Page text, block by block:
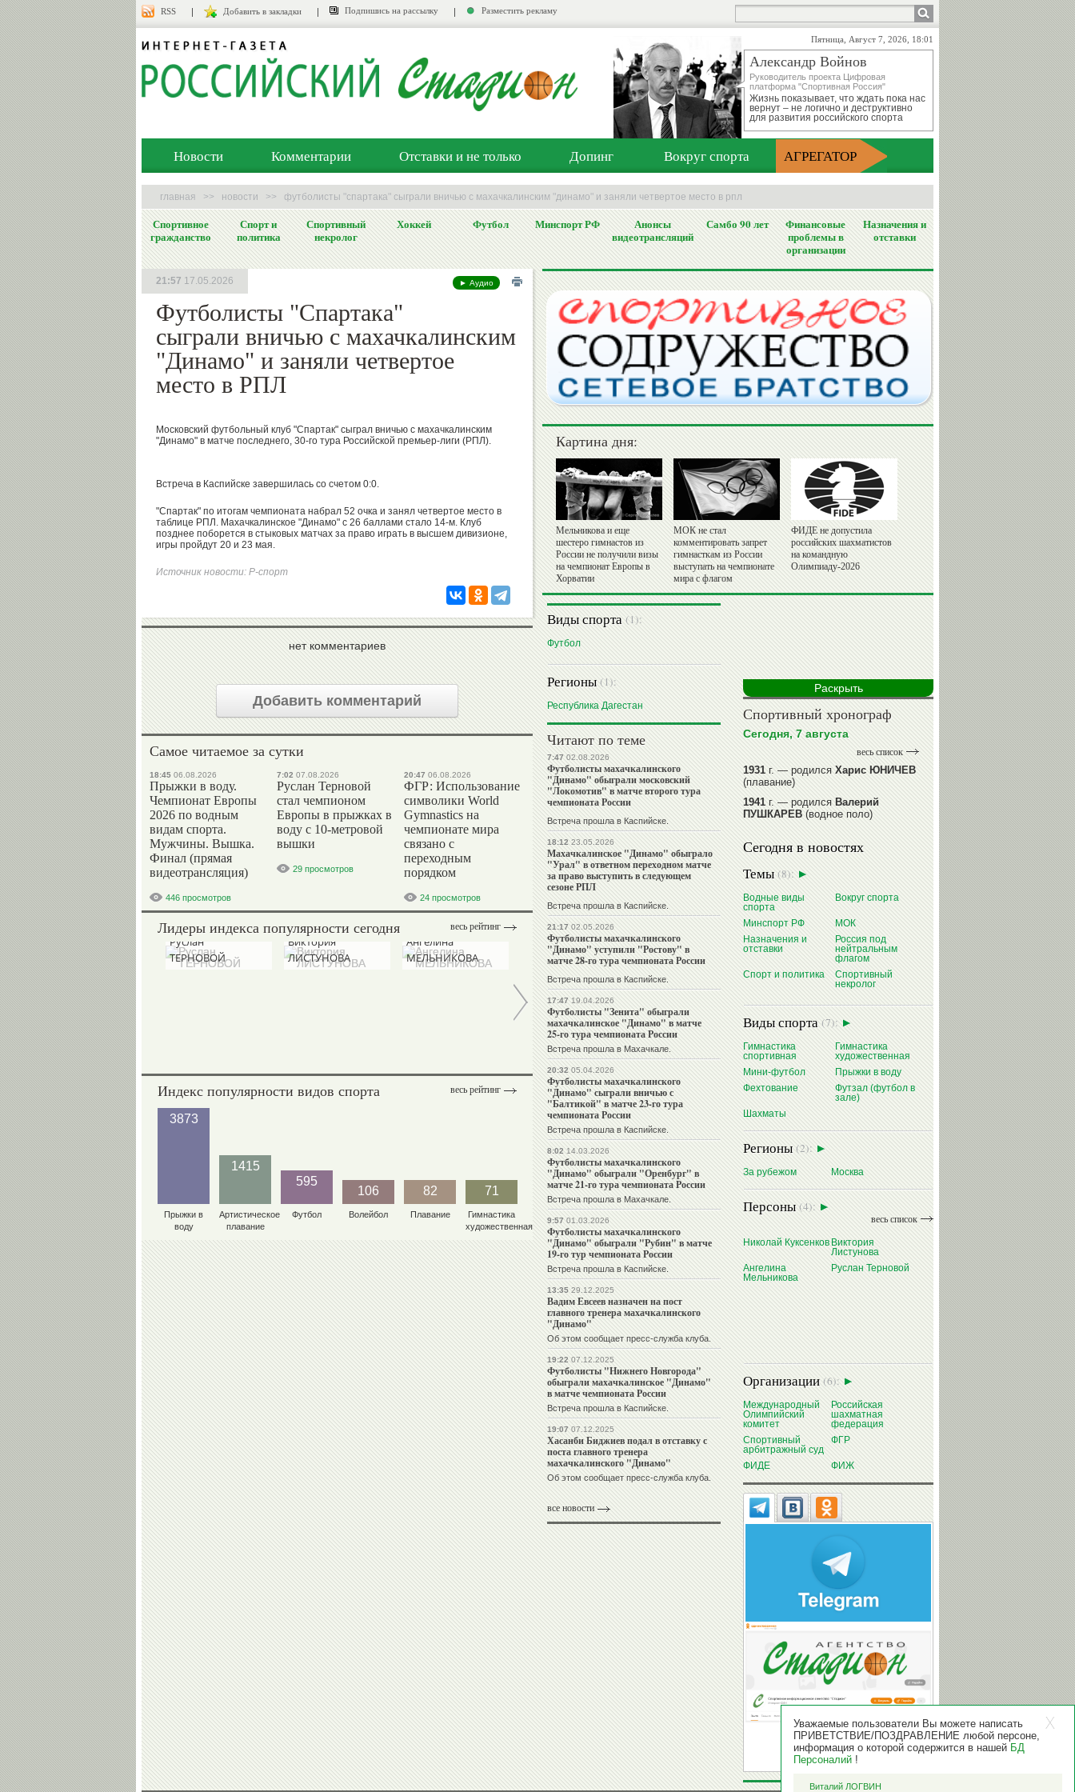
RSS Добавить в закладки Подпишись на рассылку Разместить рекламу
Пятница, Август 7, 2026, 18:01
Александр Войнов
Руководитель проекта Цифровая
платформа "Спортивная Россия"
Жизнь показывает, что ждать пока нас
вернут – не логично и деструктивно
для развития российского спорта
Новости Комментарии Отставки и не только Допинг Вокруг спорта АГРЕГАТОР
главная >> новости >> футболисты "спартака" сыграли вничью с махачкалинским "динамо" и заняли четвертое место в рпл
Спортивное
гражданство
Спорт и
политика
Спортивный
некролог
Хоккей Футбол Минспорт РФ
Анонсы
видеотрансляций
Самбо 90 лет
Финансовые
проблемы в
организации
Назначения и
отставки
► Аудио
Футболисты "Спартака"
сыграли вничью с махачкалинским
"Динамо" и заняли четвертое
место в РПЛ
21:57 17.05.2026
Московский футбольный клуб "Спартак" сыграл вничью с махачкалинским
"Динамо" в матче последнего, 30-го тура Российской премьер-лиги (РПЛ).
Встреча в Каспийске завершилась со счетом 0:0.
"Спартак" по итогам чемпионата набрал 52 очка и занял четвертое место в
таблице РПЛ. Махачкалинское "Динамо" с 26 баллами стало 14-м. Клуб
позднее поборется в стыковых матчах за право играть в высшем дивизионе,
игры пройдут 20 и 23 мая.
Источник новости: Р-спорт
нет комментариев
Добавить комментарий
Самое читаемое за сутки
18:45 06.08.2026
Прыжки в воду.
Чемпионат Европы
2026 по водным
видам спорта.
Мужчины. Вышка.
Финал (прямая
видеотрансляция)
446 просмотров
7:02 07.08.2026
Руслан Терновой
стал чемпионом
Европы в прыжках в
воду с 10-метровой
вышки
29 просмотров
20:47 06.08.2026
ФГР: Использование
символики World
Gymnastics на
чемпионате мира
связано с
переходным
порядком
24 просмотров
весь рейтинг
Лидеры индекса популярности сегодня
Руслан
ТЕРНОВОЙ
Виктория
ЛИСТУНОВА
Ангелина
МЕЛЬНИКОВА
Николай
КУКСЕНКОВ
весь рейтинг
Индекс популярности видов спорта
3873
Прыжки в
воду
1415
Артистическое
плавание
595
Футбол
106
Волейбол
82
Плавание
71
Гимнастика
художественная
Картина дня:
Мельникова и еще
шестеро гимнастов из
России не получили визы
на чемпионат Европы в
Хорватии
МОК не стал
комментировать запрет
гимнасткам из России
выступать на чемпионате
мира с флагом
ФИДЕ не допустила
российских шахматистов
на командную
Олимпиаду-2026
Виды спорта(1):
Футбол
Регионы(1):
Республика Дагестан
Читают по теме
7:4702.08.2026
Футболисты махачкалинского
"Динамо" обыграли московский
"Локомотив" в матче второго тура
чемпионата России
Встреча прошла в Каспийске.
18:1223.05.2026
Махачкалинское "Динамо" обыграло
"Урал" в ответном переходном матче
за право выступить в следующем
сезоне РПЛ
Встреча прошла в Каспийске.
21:1702.05.2026
Футболисты махачкалинского
"Динамо" уступили "Ростову" в
матче 28-го тура чемпионата России
Встреча прошла в Каспийске.
17:4719.04.2026
Футболисты "Зенита" обыграли
махачкалинское "Динамо" в матче
25-го тура чемпионата России
Встреча прошла в Махачкале.
20:3205.04.2026
Футболисты махачкалинского
"Динамо" сыграли вничью с
"Балтикой" в матче 23-го тура
чемпионата России
Встреча прошла в Каспийске.
8:0214.03.2026
Футболисты махачкалинского
"Динамо" обыграли "Оренбург" в
матче 21-го тура чемпионата России
Встреча прошла в Махачкале.
9:5701.03.2026
Футболисты махачкалинского
"Динамо" обыграли "Рубин" в матче
19-го тур чемпионата России
Встреча прошла в Каспийске.
13:3529.12.2025
Вадим Евсеев назначен на пост
главного тренера махачкалинского
"Динамо"
Об этом сообщает пресс-служба клуба.
19:2207.12.2025
Футболисты "Нижнего Новгорода"
обыграли махачкалинское "Динамо"
в матче чемпионата России
Встреча прошла в Каспийске.
19:0707.12.2025
Хасанби Биджиев подал в отставку с
поста главного тренера
махачкалинского "Динамо"
Об этом сообщает пресс-служба клуба.
все новости
Раскрыть
Спортивный хронограф
Сегодня, 7 августа
весь список
1931г. — родилсяХарис ЮНИЧЕВ
(плавание)
1941г. — родилсяВалерий
ПУШКАРЕВ(водное поло)
1947г. — родилсяВалерий
ИЛЬИНЫХ(гимнастика спортивная)
1954г. — родилсяВалерий
ГАЗЗАЕВ(футбол)
1956г. — родилсяВладимир
РЫБАКОВ(легкая атлетика)
читать далее
Сегодня в новостях
Темы(8):
Водные виды
спорта
Вокруг спорта
Минспорт РФ
МОК
Назначения и
отставки
Россия под
нейтральным
флагом
Спорт и политика
Спортивный
некролог
Виды спорта(7):
Гимнастика
спортивная
Гимнастика
художественная
Мини-футбол
Прыжки в воду
Фехтование
Футзал (футбол в
зале)
Шахматы
Регионы(2):
За рубежом Москва
Персоны(4):
весь список
Николай КуксенковВиктория
Листунова
Ангелина
Мельникова
Руслан Терновой
Организации(6):
Международный
Олимпийский
комитет
Российская
шахматная
федерация
Спортивный
арбитражный суд
ФГР
ФИДЕ ФИЖ
Уважаемые пользователи Вы можете написать
ПРИВЕТСТВИЕ/ПОЗДРАВЛЕНИЕ любой персоне,
информация о которой содержится в нашей БД
Персоналий !
Виталий ЛОГВИН